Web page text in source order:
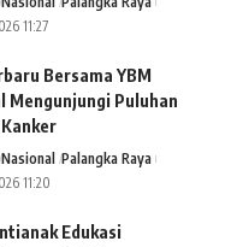
11:27
Bersama YBM
Mengunjungi Puluhan
Nasional Palangka Raya
11:20
Edukasi